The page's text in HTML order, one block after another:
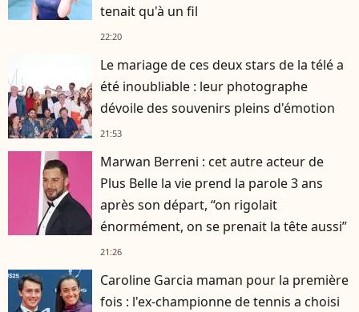
tenait qu'à un fil
22:20
Le mariage de ces deux stars de la télé a
été inoubliable : leur photographe
dévoile des souvenirs pleins d'émotion
21:53
Marwan Berreni : cet autre acteur de
Plus Belle la vie prend la parole 3 ans
après son départ, “on rigolait
énormément, on se prenait la tête aussi”
21:26
Caroline Garcia maman pour la première
fois : l'ex-championne de tennis a choisi